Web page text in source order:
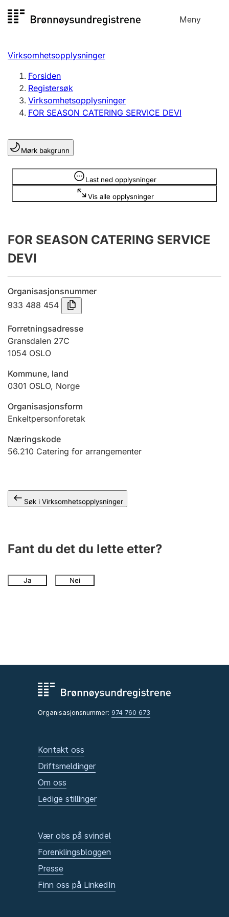
til
Meny
Registersøk
Aksjeselskap
Enkeltpersonforetak
Registrere, endre, slette
Lag og forening
Registrere, endre, slette
Årsregnskap
Innsending og forsinkelsesgebyr
Tinglysing
Jeger
Betaling og jegeravgiftskort
Ektepaktveileder
Offentlig sektor
Virksomhetsopplysninger
Forsiden
Registersøk
Virksomhetsopplysninger
FOR SEASON CATERING SERVICE DEVI
Mørk bakgrunn
Last ned opplysninger
Vis alle opplysninger
Opplysninger er skjult
FOR SEASON CATERING SERVICE
DEVI
Organisasjonsnummer
933 488 454
Forretningsadresse
Gransdalen 27C
1054 OSLO
Kommune, land
0301 OSLO, Norge
Organisasjonsform
Enkeltpersonforetak
Næringskode
56.210 Catering for arrangementer
Søk i Virksomhetsopplysninger
Fant du det du lette etter?
Ja Nei
Organisasjonsnummer: 974 760 673
Kontakt oss
Driftsmeldinger
Om oss
Ledige stillinger
Vær obs på svindel
Forenklingsbloggen
Presse
Finn oss på LinkedIn